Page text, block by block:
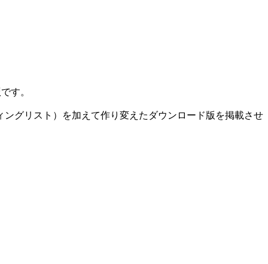
す。
グリスト）を加えて作り変えたダウンロード版を掲載させ